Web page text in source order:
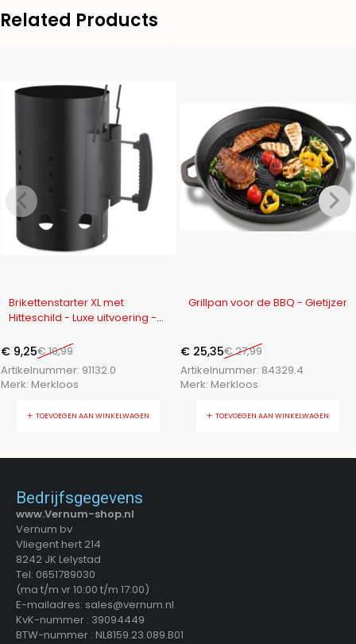
Related Products
Brikettenstarter XL met
Hitteschild - Luxe uitvoering -
€10,99
€ 9,25
Artikelnummer: 91132.0
Merk: Merkloos
TOEVOEGEN AAN WINKELWAGEN
Grillpan voor de BBQ - Gietijzer
€27,99
€ 25,35
Artikelnummer: 84329.4
Merk: Merkloos
TOEVOEGEN AAN WINKELWAGEN
Bedrijfsgegevens
www.Vernum-shop.nl
Vernum bv
Vliegent hert 214
8242 JK Lelystad
Tel: 0651789030
(ma t/m vr 10:00 t/m 17:00)
E-mailadres: sales@vernum.nl
KvK-nummer : 39094449
BTW-nummer : NL8159.23.089.B01